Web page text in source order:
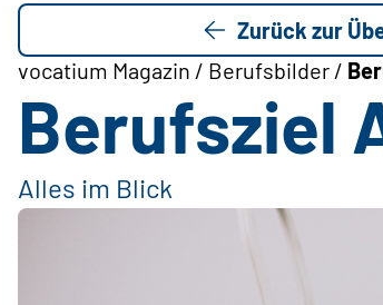
Zurück zur
vocatium Magazin / Berufsbilder /
Berufsziel
Alles im Blick